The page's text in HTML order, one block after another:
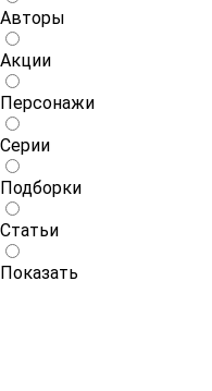
Авторы
Акции
Персонажи
Серии
Подборки
Статьи
Показать